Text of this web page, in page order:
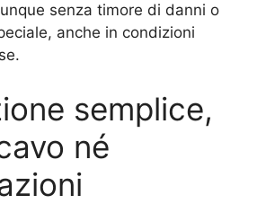
senza timore di danni o
anche in condizioni
semplice,
né